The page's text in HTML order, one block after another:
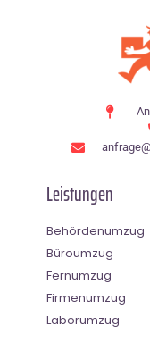
Leistungen
Behördenumzug
Büroumzug
Fernumzug
Firmenumzug
Laborumzug